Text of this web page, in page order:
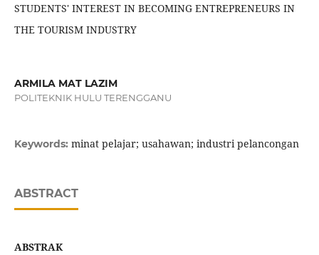
STUDENTS' INTEREST IN BECOMING ENTREPRENEURS IN
THE TOURISM INDUSTRY
ARMILA MAT LAZIM
POLITEKNIK HULU TERENGGANU
Keywords: minat pelajar; usahawan; industri pelancongan
ABSTRACT
ABSTRAK